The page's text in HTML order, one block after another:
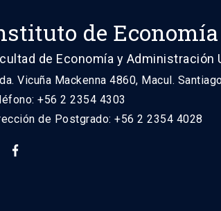
de Economía
de Economía y Administración
Vicuña Mackenna 4860, Macul.
+56 2 2354 4303
de Postgrado: +56 2 2354 4028